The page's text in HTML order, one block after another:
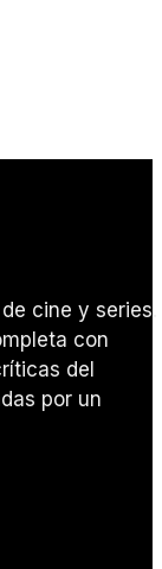
cine y series.
con
del
por un